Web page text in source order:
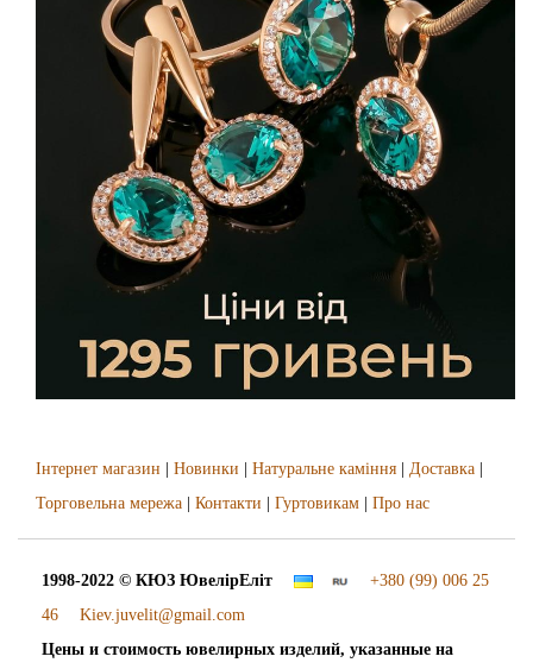
Інтернет магазин | Новинки | Натуральне каміння | Доставка |
Торговельна мережа | Контакти | Гуртовикам | Про нас
1998-2022 © КЮЗ ЮвелірЕліт
+380 (99) 006 25
46
Kiev.juvelit@gmail.com
Цены и стоимость ювелирных изделий, указанные на